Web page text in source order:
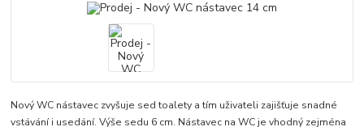
Nový WC nástavec zvyšuje sed toalety a tím uživateli zajišťuje snadné
vstávání i usedání. Výše sedu 6 cm. Nástavec na WC je vhodný zejména